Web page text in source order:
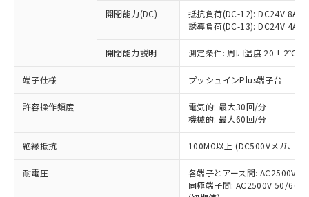
開閉能力(DC)
抵抗負荷(DC-12): DC24V 8A/
誘導負荷(DC-13): DC24V 4A/
開閉能力説明 測定条件: 周囲温度 20±2℃、
端子仕様 プッシュインPlus端子台
許容操作頻度
電気的: 最大30回/分
機械的: 最大60回/分
絶縁抵抗 100MΩ以上 (DC500Vメガ、点
耐電圧
各端子とアース間: AC2500V
同極端子間: AC2500V 50/
本サービスは、当社制御機器事業取扱
商品の当社在庫状況および標準価格
(税抜)を提供させていただくもので
当社制御機器事業取扱商品の中には、
ことをご了承ください。
在庫状況および標準価格照会結果は、
記載している更新日時点での社内デー
タに基づき作成されるものであり、閲
覧された時点での実際の在庫および標
準価格とは異なる場合があることをご
調査・確認中：EU RoHS指令（10物質）の
非含有の対応状況を調査中または確認中の
非該当品：ライセンス料など無形物で、有
害物質有無と関係のない商品です。
仕入先様の事情により、非含有部品として
いたものが、含有品と判明した場合などや
むを得ず変更することがあります。
*EU RoHS指令（10物質）：
鉛(Pb) 1000ppm以下、 水銀(Hg) 1000ppm以下、 カド
六価クロム(Cr(Ⅵ)) 1000ppm以下、ポリ臭化ビフェニル
類(PBB) 1000ppm以下、ポリ臭化ジフェニルエーテル類
「○」：最大均質材料含有率が中国RoHSの
基準値以下であることを示します。
「×」：最大均質材料含有率が中国RoHSの
基準値を超えていることを示します。
「－」：未確認です。当社販売部門へお問
*中国RoHS10物質の基準値 (GB/T26572)：
Pb(鉛) :1000ppm、 Hg(水銀) : 1000ppm、 Cd(カドミウ
Cr(Ⅵ)(六価クロム) : 1000ppm、 PBBs(ポリ臭化ビフェ
当社は、これら貴社製品のうち、外国
為替および外国貿易法に定める商品
または国外への提供する場合は、日本
国政府の輸出許可(または役務取引許
可)を取得するなどの必要な手続きを